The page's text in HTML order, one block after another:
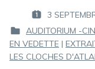
P
U
B
L
3
P
U
AUDITORIUM -
EN VEDETTE |
LES CLOCHES